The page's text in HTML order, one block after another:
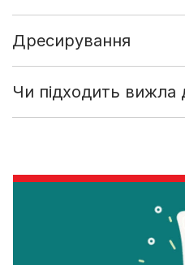
Дресирування
Чи підходить вижла